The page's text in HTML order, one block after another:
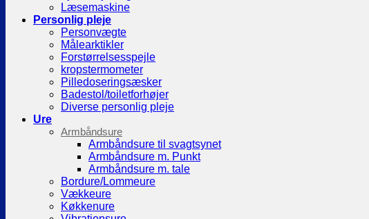
Læsemaskine
Personlig pleje
Personvægte
Målearktikler
Forstørrelsesspejle
kropstermometer
Pilledoseringsæsker
Badestol/toiletforhøjer
Diverse personlig pleje
Ure
Armbåndsure
Armbåndsure til svagtsynet
Armbåndsure m. Punkt
Armbåndsure m. tale
Bordure/Lommeure
Vækkeure
Køkkenure